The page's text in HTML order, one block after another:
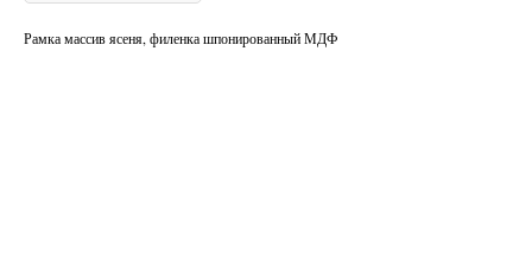
Рамка массив ясеня, филенка шпонированный МДФ